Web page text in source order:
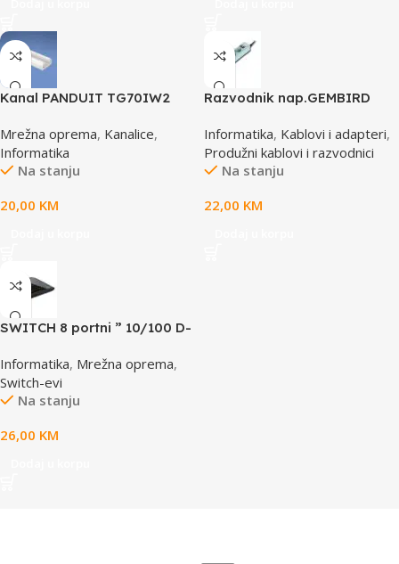
Kanal PANDUIT TG70IW2
Mrežna oprema, Kanalice,
Informatika
Na stanju
20,00 KM
Razvodnik nap.GEMBIRD
prekidač, 1,8M, osigurač,
prenaponska zaštita
Informatika, Kablovi i adapteri,
Produžni kablovi i razvodnici
Na stanju
22,00 KM
SWITCH 8 portni ” 10/100 D-
Informatika, Mrežna oprema,
Switch-evi
Na stanju
26,00 KM